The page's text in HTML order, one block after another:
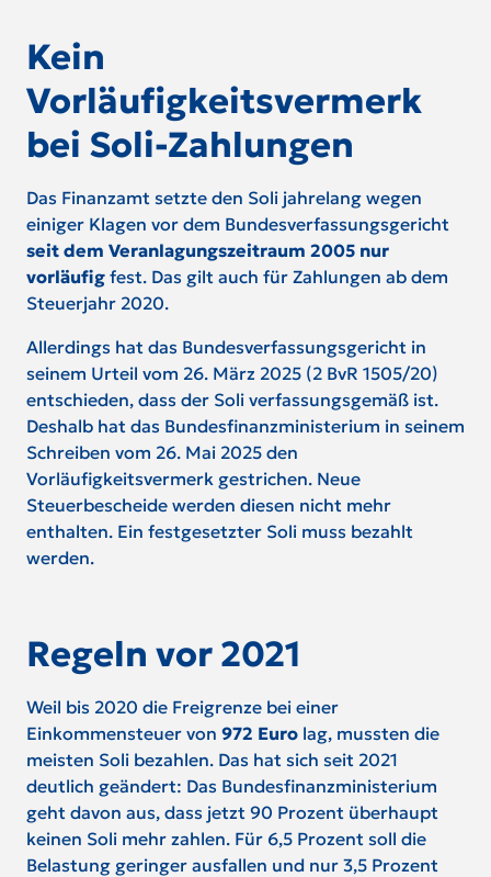
Kein
Vorläufigkeitsvermerk
bei Soli-Zahlungen
Das Finanzamt setzte den Soli jahrelang wegen
einiger Klagen vor dem Bundesverfassungsgericht
seit dem Veranlagungszeitraum 2005 nur
vorläufig fest. Das gilt auch für Zahlungen ab dem
Steuerjahr 2020.
Allerdings hat das Bundesverfassungsgericht in
seinem Urteil vom 26. März 2025 (2 BvR 1505/20)
entschieden, dass der Soli verfassungsgemäß ist.
Deshalb hat das Bundesfinanzministerium in seinem
Schreiben vom 26. Mai 2025 den
Vorläufigkeitsvermerk gestrichen. Neue
Steuerbescheide werden diesen nicht mehr
enthalten. Ein festgesetzter Soli muss bezahlt
werden.
Regeln vor 2021
Weil bis 2020 die Freigrenze bei einer
Einkommensteuer von 972 Euro lag, mussten die
meisten Soli bezahlen. Das hat sich seit 2021
deutlich geändert: Das Bundesfinanzministerium
geht davon aus, dass jetzt 90 Prozent überhaupt
keinen Soli mehr zahlen. Für 6,5 Prozent soll die
Belastung geringer ausfallen und nur 3,5 Prozent